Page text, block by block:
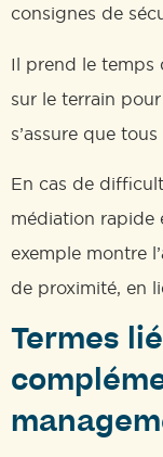
consignes de
Il prend le temps
sur le terrain
s’assure que
En cas de
médiation rapide
exemple montre
de proximité, en
Termes